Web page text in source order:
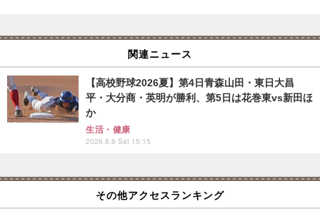
関連ニュース
【高校野球2026夏】第4日青森山田・東日大昌
平・大分商・英明が勝利、第5日は花巻東vs新田ほ
か
生活・健康
2026.8.8 Sat 15:15
その他アクセスランキング